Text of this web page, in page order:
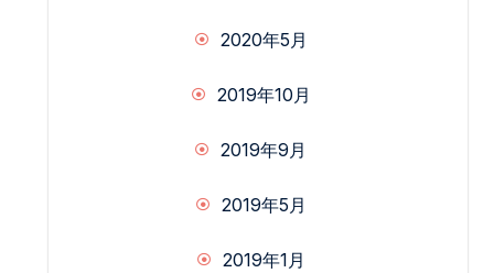
2020年5月
2019年10月
2019年9月
2019年5月
2019年1月